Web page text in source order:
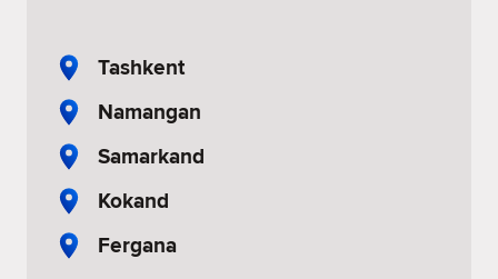
Tashkent
Namangan
Samarkand
Kokand
Fergana